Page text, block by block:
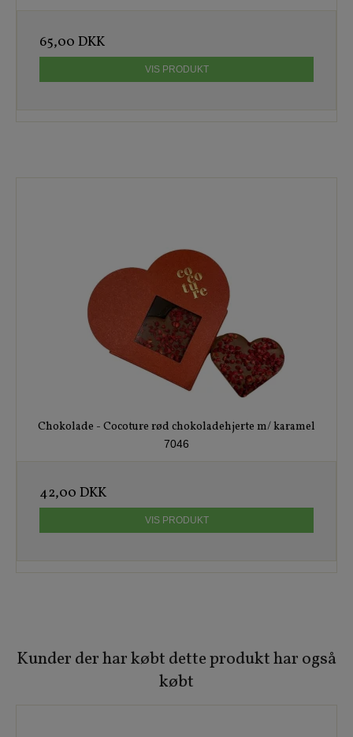
65,00 DKK
VIS PRODUKT
Chokolade - Cocoture rød chokoladehjerte m/ karamel
7046
42,00 DKK
VIS PRODUKT
Kunder der har købt dette produkt har også
købt